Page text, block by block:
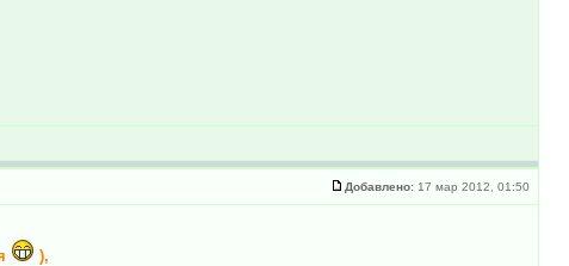
Добавлено: 17 мар 2012, 01:50
),